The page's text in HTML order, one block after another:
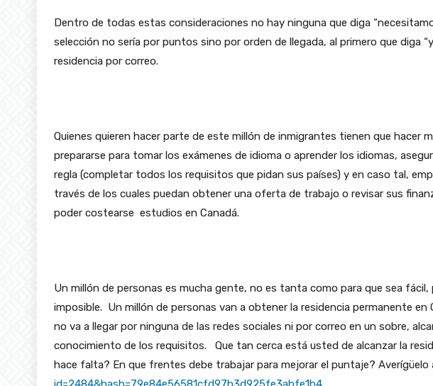
Dentro de todas estas consideraciones no hay ninguna que diga
selección no sería por puntos sino por orden de llegada, al primero que diga
residencia por correo.
Quienes quieren hacer parte de este millón de inmigrantes tienen que hacer
prepararse para tomar los exámenes de idioma o aprender los idiomas,
regla (completar todos los requisitos que pidan sus países) y en caso tal,
través de los cuales puedan obtener una oferta de trabajo o revisar sus
poder costearse estudios en Canadá.
Un millón de personas es mucha gente, no es tanta como para que sea
imposible. Un millón de personas van a obtener la residencia permanente
no va a llegar por ninguna de las redes sociales ni por correo en un sobre,
conocimiento de los requisitos. Que tan cerca está usted de alcanzar la
hace falta? En que frentes debe trabajar para mejorar el puntaje? Averígüelo